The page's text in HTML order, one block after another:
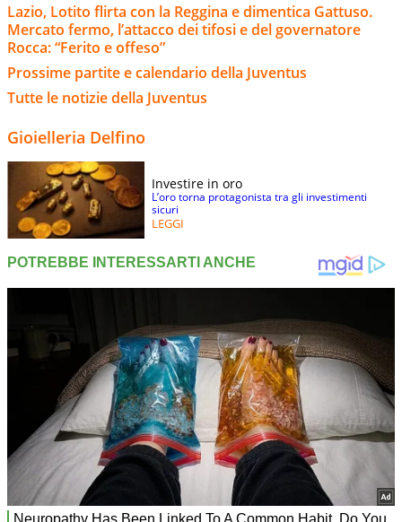
Lazio, Lotito flirta con la Reggina e dimentica Gattuso.
Mercato fermo, l’attacco dei tifosi e del governatore
Rocca: “Ferito e offeso”
Prossime partite e calendario della Juventus
Tutte le notizie della Juventus
Gioielleria Delfino
Investire in oro
L’oro torna protagonista tra gli investimenti
sicuri
LEGGI